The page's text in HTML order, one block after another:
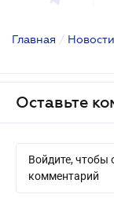
Главная / Новости
Оставьте
Войдите, чтобы
комментарий